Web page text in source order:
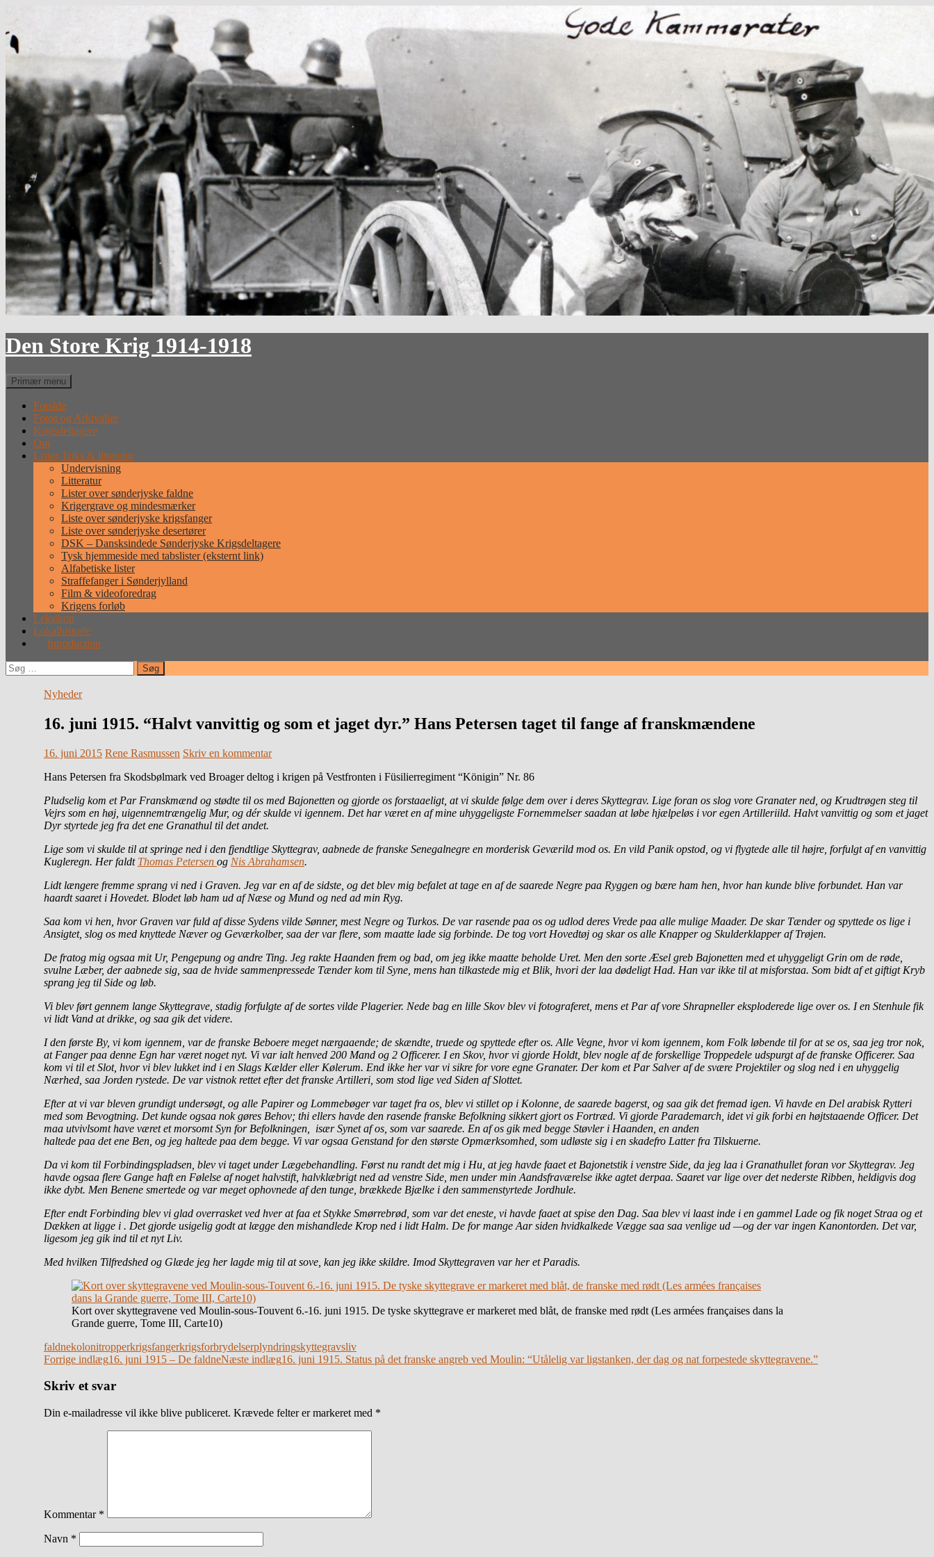
indhold
Den Store Krig 1914-1918
Søg
Primær menu
Forside
Fotos og Arkivalier
Krigsdeltagere
Om
Lister, links & litteratur
Undervisning
Litteratur
Lister over sønderjyske faldne
Krigergrave og mindesmærker
Liste over sønderjyske krigsfanger
Liste over sønderjyske desertører
DSK – Dansksindede Sønderjyske Krigsdeltagere
Tysk hjemmeside med tabslister (eksternt link)
Alfabetiske lister
Straffefanger i Sønderjylland
Film & videoforedrag
Krigens forløb
Leksikon
Lokalhistorie
Introduction
Søg
efter:
Nyheder
16. juni 1915. “Halvt vanvittig og som et jaget dyr.” Hans Petersen taget til fange af franskmændene
16. juni 2015 Rene Rasmussen Skriv en kommentar
Hans Petersen fra Skodsbølmark ved Broager deltog i krigen på Vestfronten i Füsilierregiment “Königin” Nr. 86
Pludselig kom et Par Franskmænd og stødte til os med Bajonetten og gjorde os forstaaeligt, at vi skulde følge dem over i deres Skyttegrav. Lige foran os slog vore Granater ned, og Krudtrøgen steg til
Vejrs som en høj, uigennemtrængelig Mur, og dér skulde vi igennem. Det har været en af mine uhyggeligste Fornemmelser saadan at løbe hjælpeløs i vor egen Artilleriild. Halvt vanvittig og som et jaget
Dyr styrtede jeg fra det ene Granathul til det andet.
Lige som vi skulde til at springe ned i den fjendtlige Skyttegrav, aabnede de franske Senegalnegre en morderisk Geværild mod os. En vild Panik opstod, og vi flygtede alle til højre, forfulgt af en vanvittig
Kugleregn. Her faldt Thomas Petersen og Nis Abrahamsen.
Lidt længere fremme sprang vi ned i Graven. Jeg var en af de sidste, og det blev mig befalet at tage en af de saarede Negre paa Ryggen og bære ham hen, hvor han kunde blive forbundet. Han var
haardt saaret i Hovedet. Blodet løb ham ud af Næse og Mund og ned ad min Ryg.
Saa kom vi hen, hvor Graven var fuld af disse Sydens vilde Sønner, mest Negre og Turkos. De var rasende paa os og udlod deres Vrede paa alle mulige Maader. De skar Tænder og spyttede os lige i
Ansigtet, slog os med knyttede Næver og Geværkolber, saa der var flere, som maatte lade sig forbinde. De tog vort Hovedtøj og skar os alle Knapper og Skulderklapper af Trøjen.
De fratog mig ogsaa mit Ur, Pengepung og andre Ting. Jeg rakte Haanden frem og bad, om jeg ikke maatte beholde Uret. Men den sorte Æsel greb Bajonetten med et uhyggeligt Grin om de røde,
svulne Læber, der aabnede sig, saa de hvide sammenpressede Tænder kom til Syne, mens han tilkastede mig et Blik, hvori der laa dødeligt Had. Han var ikke til at misforstaa. Som bidt af et giftigt Kryb
sprang jeg til Side og løb.
Vi blev ført gennem lange Skyttegrave, stadig forfulgte af de sortes vilde Plagerier. Nede bag en lille Skov blev vi fotograferet, mens et Par af vore Shrapneller eksploderede lige over os. I en Stenhule fik
vi lidt Vand at drikke, og saa gik det videre.
I den første By, vi kom igennem, var de franske Beboere meget nærgaaende; de skændte, truede og spyttede efter os. Alle Vegne, hvor vi kom igennem, kom Folk løbende til for at se os, saa jeg tror nok,
at Fanger paa denne Egn har været noget nyt. Vi var ialt henved 200 Mand og 2 Officerer. I en Skov, hvor vi gjorde Holdt, blev nogle af de forskellige Troppedele udspurgt af de franske Officerer. Saa
kom vi til et Slot, hvor vi blev lukket ind i en Slags Kælder eller Kølerum. End ikke her var vi sikre for vore egne Granater. Der kom et Par Salver af de svære Projektiler og slog ned i en uhyggelig
Nærhed, saa Jorden rystede. De var vistnok rettet efter det franske Artilleri, som stod lige ved Siden af Slottet.
Efter at vi var bleven grundigt undersøgt, og alle Papirer og Lommebøger var taget fra os, blev vi stillet op i Kolonne, de saarede bagerst, og saa gik det fremad igen. Vi havde en Del arabisk Rytteri
med som Bevogtning. Det kunde ogsaa nok gøres Behov; thi ellers havde den rasende franske Befolkning sikkert gjort os Fortræd. Vi gjorde Parademarch, idet vi gik forbi en højtstaaende Officer. Det
maa utvivlsomt have været et morsomt Syn for Befolkningen, især Synet af os, som var saarede. En af os gik med begge Støvler i Haanden, en anden
haltede paa det ene Ben, og jeg haltede paa dem begge. Vi var ogsaa Genstand for den største Opmærksomhed, som udløste sig i en skadefro Latter fra Tilskuerne.
Da vi kom til Forbindingspladsen, blev vi taget under Lægebehandling. Først nu randt det mig i Hu, at jeg havde faaet et Bajonetstik i venstre Side, da jeg laa i Granathullet foran vor Skyttegrav. Jeg
havde ogsaa flere Gange haft en Følelse af noget halvstift, halvklæbrigt ned ad venstre Side, men under min Aandsfraværelse ikke agtet derpaa. Saaret var lige over det nederste Ribben, heldigvis dog
ikke dybt. Men Benene smertede og var meget ophovnede af den tunge, brækkede Bjælke i den sammenstyrtede Jordhule.
Efter endt Forbinding blev vi glad overrasket ved hver at faa et Stykke Smørrebrød, som var det eneste, vi havde faaet at spise den Dag. Saa blev vi laast inde i en gammel Lade og fik noget Straa og et
Dækken at ligge i . Det gjorde usigelig godt at lægge den mishandlede Krop ned i lidt Halm. De for mange Aar siden hvidkalkede Vægge saa saa venlige ud —og der var ingen Kanontorden. Det var,
ligesom jeg gik ind til et nyt Liv.
Med hvilken Tilfredshed og Glæde jeg her lagde mig til at sove, kan jeg ikke skildre. Imod Skyttegraven var her et Paradis.
Kort over skyttegravene ved Moulin-sous-Touvent 6.-16. juni 1915. De tyske skyttegrave er markeret med blåt, de franske med rødt (Les armées françaises dans la
Grande guerre, Tome III, Carte10)
faldnekolonitropperkrigsfangerkrigsforbrydelserplyndringskyttegravsliv
Indlægsnavigation
Forrige indlæg16. juni 1915 – De faldneNæste indlæg16. juni 1915. Status på det franske angreb ved Moulin: “Utålelig var ligstanken, der dag og nat forpestede skyttegravene.”
Skriv et svar
Din e-mailadresse vil ikke blive publiceret. Krævede felter er markeret med *
Kommentar *
Navn *